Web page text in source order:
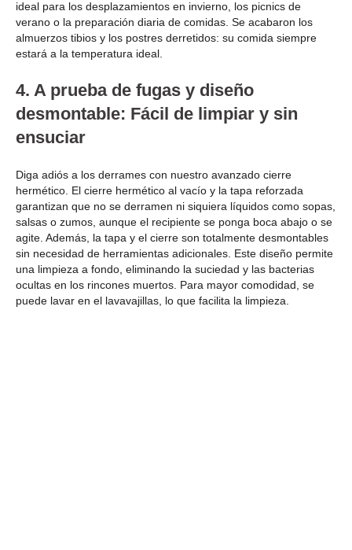
ideal para los desplazamientos en invierno, los picnics de
verano o la preparación diaria de comidas. Se acabaron los
almuerzos tibios y los postres derretidos: su comida siempre
estará a la temperatura ideal.
4. A prueba de fugas y diseño
desmontable: Fácil de limpiar y sin
ensuciar
Diga adiós a los derrames con nuestro avanzado cierre
hermético. El cierre hermético al vacío y la tapa reforzada
garantizan que no se derramen ni siquiera líquidos como sopas,
salsas o zumos, aunque el recipiente se ponga boca abajo o se
agite. Además, la tapa y el cierre son totalmente desmontables
sin necesidad de herramientas adicionales. Este diseño permite
una limpieza a fondo, eliminando la suciedad y las bacterias
ocultas en los rincones muertos. Para mayor comodidad, se
puede lavar en el lavavajillas, lo que facilita la limpieza.